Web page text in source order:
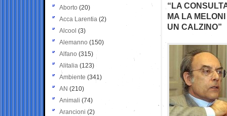
“LA
MA LA
UN CALZINO”
Aborto (20)
Acca Larentia (2)
Alcool (3)
Alemanno (150)
Alfano (315)
Alitalia (123)
Ambiente (341)
AN (210)
Animali (74)
Arancioni (2)